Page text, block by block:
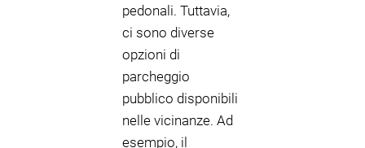
pedonali. Tuttavia,
ci sono diverse
opzioni di
parcheggio
pubblico disponibili
nelle vicinanze. Ad
esempio, il